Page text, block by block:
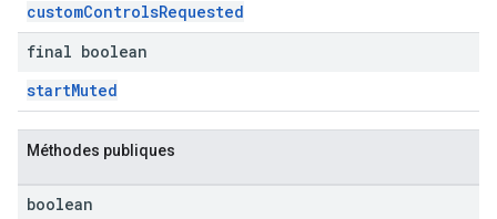
customControlsRequested
final boolean
startMuted
Méthodes publiques
boolean